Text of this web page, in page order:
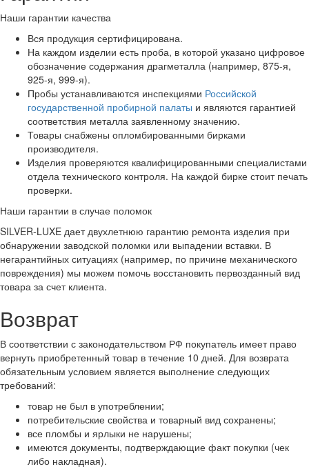
Наши гарантии качества
Вся продукция сертифицирована.
На каждом изделии есть проба, в которой указано цифровое
обозначение содержания драгметалла (например, 875-я,
925-я, 999-я).
Пробы устанавливаются инспекциями Российской
государственной пробирной палаты и являются гарантией
соответствия металла заявленному значению.
Товары снабжены опломбированными бирками
производителя.
Изделия проверяются квалифицированными специалистами
отдела технического контроля. На каждой бирке стоит печать
проверки.
Наши гарантии в случае поломок
SILVER-LUXE дает двухлетнюю гарантию ремонта изделия при
обнаружении заводской поломки или выпадении вставки. В
негарантийных ситуациях (например, по причине механического
повреждения) мы можем помочь восстановить первозданный вид
товара за счет клиента.
Возврат
В соответствии с законодательством РФ покупатель имеет право
вернуть приобретенный товар в течение 10 дней. Для возврата
обязательным условием является выполнение следующих
требований:
товар не был в употреблении;
потребительские свойства и товарный вид сохранены;
все пломбы и ярлыки не нарушены;
имеются документы, подтверждающие факт покупки (чек
либо накладная).